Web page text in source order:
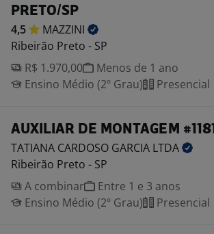
PRETO/SP
4,5
MAZZINI
Ribeirão Preto - SP
R$ 1.970,00
Menos de 1 ano
Ensino Médio (2º Grau)
Presencial
AUXILIAR DE MONTAGEM #1181
TATIANA CARDOSO GARCIA LTDA
Ribeirão Preto - SP
A combinar
Entre 1 e 3 anos
Ensino Médio (2º Grau)
Presencial